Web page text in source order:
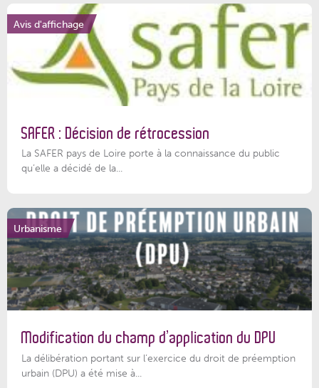
Avis d'affichage
SAFER : Décision de rétrocession
La SAFER pays de Loire porte à la connaissance du public
qu’elle a décidé de la...
Urbanisme
Modification du champ d’application du DPU
La délibération portant sur l’exercice du droit de préemption
urbain (DPU) a été mise à...